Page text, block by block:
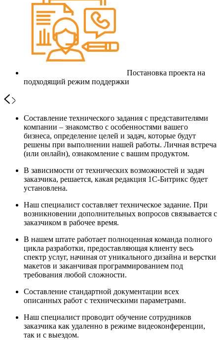
Постановка проекта на
подходящий режим поддержки
Составление технического задания с представителями
компании – знакомство с особенностями вашего
бизнеса, определение целей и задач, которые будут
решены при выполнении нашей работы. Личная встреча
(или онлайн), ознакомление с вашим продуктом.
В зависимости от технических возможностей и задач
заказчика, решается, какая редакция 1С-Битрикс будет
установлена.
Наш специалист составляет техническое задание. При
возникновении дополнительных вопросов связывается с
заказчиком в рабочее время.
В нашем штате работает полноценная команда полного
цикла разработки, предоставляющая клиенту весь
спектр услуг, начиная от уникального дизайна и верстки
макетов и заканчивая программированием под
требования любой сложности.
Составление стандартной документации всех
описанных работ с техническими параметрами.
Наш специалист проводит обучение сотрудников
заказчика как удаленно в режиме видеоконференции,
так и с выездом.